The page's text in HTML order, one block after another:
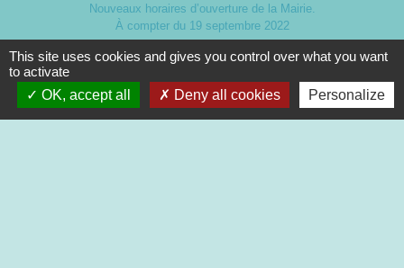
Nouveaux horaires d’ouverture de la Mairie.
À compter du 19 septembre 2022
Lundi de 13h à 17h
Mercredi de 9h à 12h et de 13h à 16h30
Jeudi de 9h à 12h et de 13h à 17h
This site uses cookies and gives you control over what you want
to activate
OK, accept all
Deny all cookies Personalize